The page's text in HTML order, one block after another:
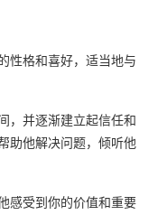
性格和喜好，适当地与
，并逐渐建立起信任和
助他解决问题，倾听他
感受到你的价值和重要